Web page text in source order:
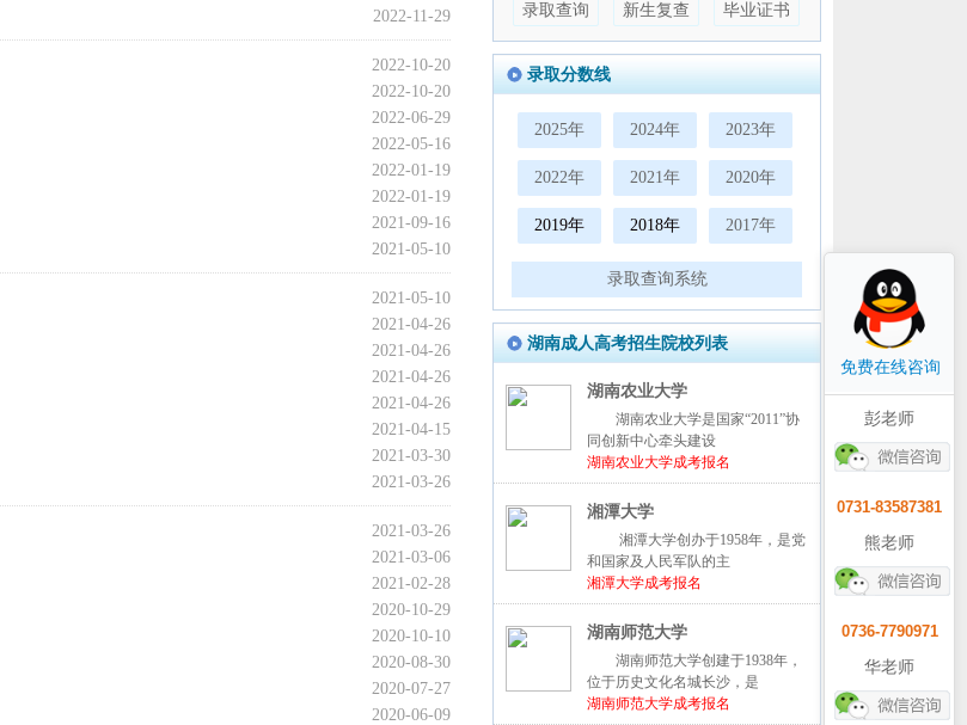
2022-11-29
2022-10-20
2022-10-20
2022-06-29
2022-05-16
2022-01-19
2022-01-19
2021-09-16
2021-05-10
2021-05-10
2021-04-26
2021-04-26
2021-04-26
2021-04-26
2021-04-15
2021-03-30
2021-03-26
2021-03-26
2021-03-06
2021-02-28
2020-10-29
2020-10-10
2020-08-30
2020-07-27
2020-06-09
录取查询 新生复查 毕业证书
录取分数线
2025年 2024年 2023年
2022年 2021年 2020年
2019年 2018年 2017年
录取查询系统
湖南成人高考招生院校列表
湖南农业大学
湖南农业大学是国家“2011”协
同创新中心牵头建设
湖南农业大学成考报名
湘潭大学
湘潭大学创办于1958年，是党
和国家及人民军队的主
湘潭大学成考报名
湖南师范大学
湖南师范大学创建于1938年，
位于历史文化名城长沙，是
湖南师范大学成考报名
免费在线咨询
彭老师
0731-83587381
熊老师
0736-7790971
华老师